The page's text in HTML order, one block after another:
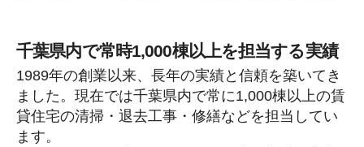
千葉県内で常時1,000棟以上を担当する実績
1989年の創業以来、長年の実績と信頼を築いてき
ました。現在では千葉県内で常に1,000棟以上の賃
貸住宅の清掃・退去工事・修繕などを担当してい
ます。